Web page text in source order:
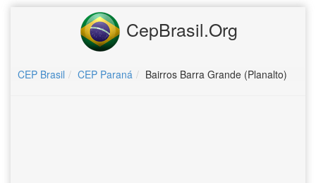
CepBrasil.Org
CEP Brasil CEP Paraná Bairros Barra Grande (Planalto)